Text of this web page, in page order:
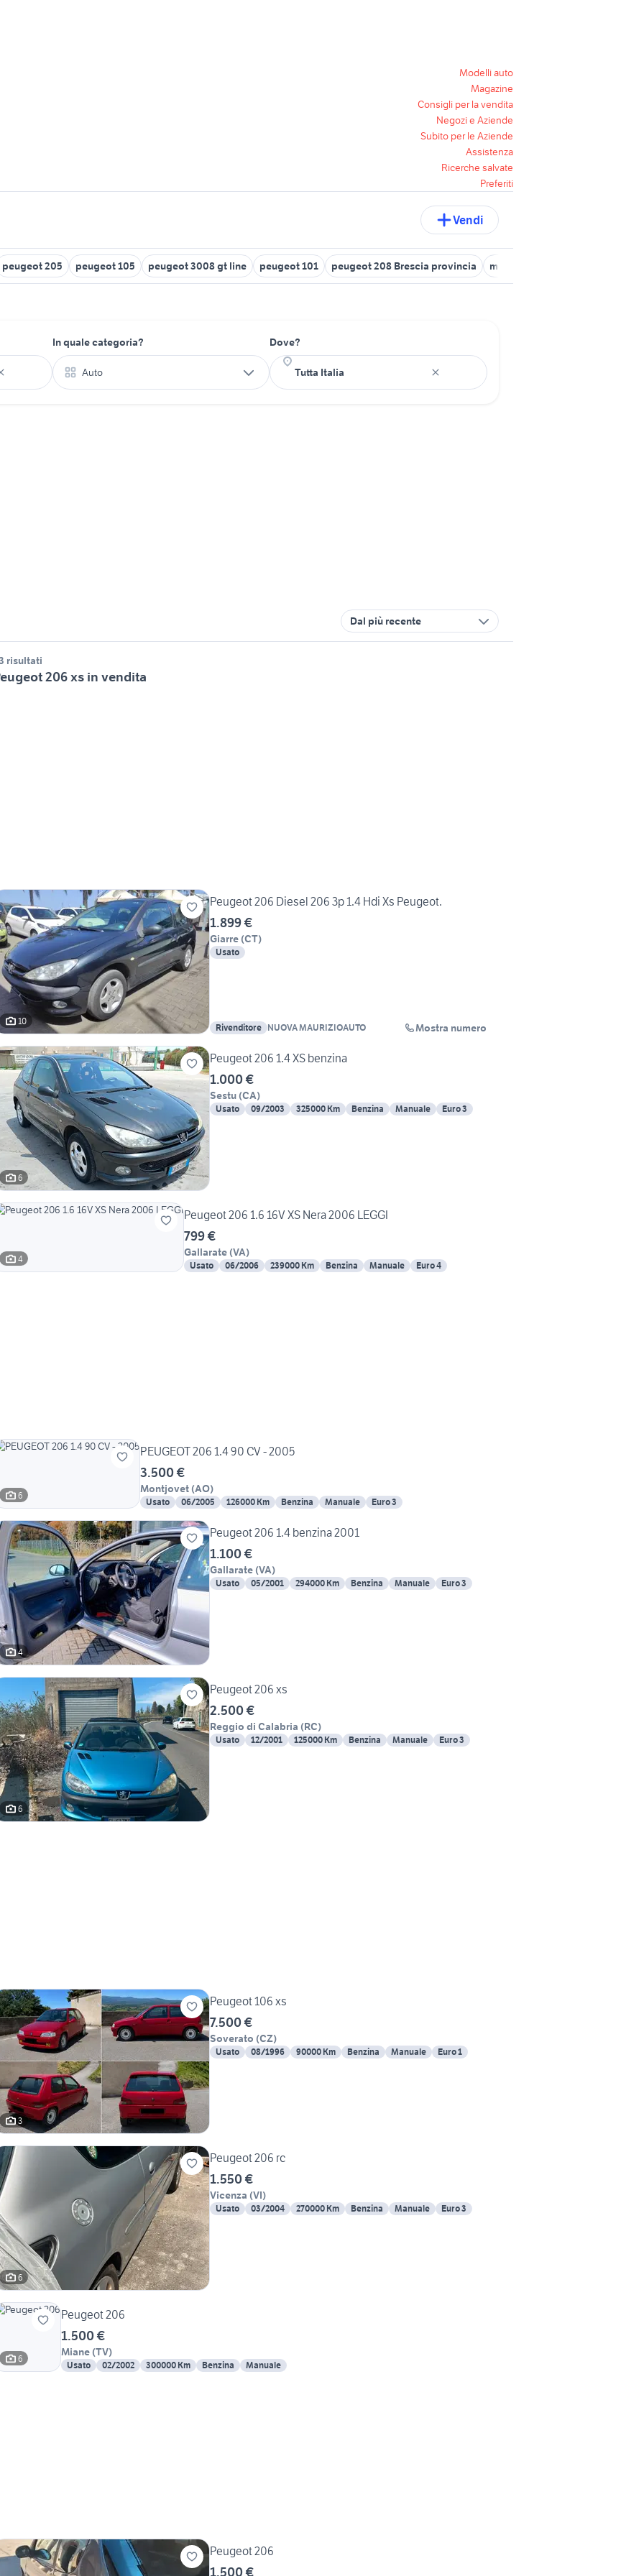
Modelli auto
Magazine
Consigli per la vendita
Negozi e Aziende
Subito per le Aziende
Assistenza
Ricerche salvate
Preferiti
Vendi
peugeot 205 peugeot 105 peugeot 3008 gt line peugeot 101 peugeot 208 Brescia provincia motore peugeot 206
In quale categoria?
Auto
Dove?
Dal più recente
risultati
206 xs in vendita
10
Peugeot 206 Diesel 206 3p 1.4 Hdi Xs Peugeot.
1.899 €
Giarre (CT)
Usato
Rivenditore NUOVA MAURIZIOAUTO Mostra numero
6
Peugeot 206 1.4 XS benzina
1.000 €
Sestu (CA)
Usato 09/2003 325000 Km Benzina Manuale Euro 3
4
Peugeot 206 1.6 16V XS Nera 2006 LEGGI
799 €
Gallarate (VA)
Usato 06/2006 239000 Km Benzina Manuale Euro 4
6
PEUGEOT 206 1.4 90 CV - 2005
3.500 €
Montjovet (AO)
Usato 06/2005 126000 Km Benzina Manuale Euro 3
4
Peugeot 206 1.4 benzina 2001
1.100 €
Gallarate (VA)
Usato 05/2001 294000 Km Benzina Manuale Euro 3
6
Peugeot 206 xs
2.500 €
Reggio di Calabria (RC)
Usato 12/2001 125000 Km Benzina Manuale Euro 3
3
Peugeot 106 xs
7.500 €
Soverato (CZ)
Usato 08/1996 90000 Km Benzina Manuale Euro 1
6
Peugeot 206 rc
1.550 €
Vicenza (VI)
Usato 03/2004 270000 Km Benzina Manuale Euro 3
6
Peugeot 206
1.500 €
Miane (TV)
Usato 02/2002 300000 Km Benzina Manuale
Peugeot 206
1.500 €